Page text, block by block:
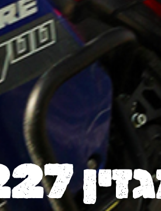
227